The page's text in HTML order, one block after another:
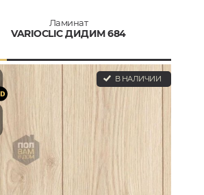
Ламинат
VARIOCLIC ДИДИМ 684
В НАЛИЧИИ